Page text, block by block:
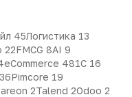
45Логистика 13
22FMCG 8AI 9
eCommerce 481С 16
36Pimcore 19
2Talend 2Odoo 2